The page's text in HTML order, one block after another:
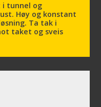
i tunnel og
Høy og konstant
Ta tak i
taket og sveis